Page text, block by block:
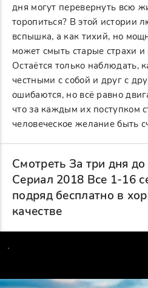
дня могут перевернуть всю
торопиться? В этой истории
вспышка, а как тихий, но
может смыть старые страхи
Остаётся только наблюдать,
честными с собой и друг с
ошибаются, но всё равно
что за каждым их поступком
человеческое желание быть
Смотреть За три дня
Сериал 2018 Все 1-16
подряд бесплатно в
качестве